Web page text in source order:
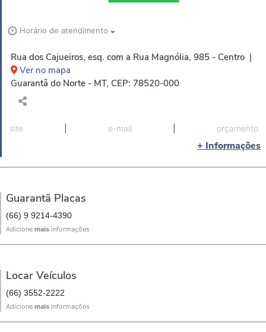
Horário de atendimento
Rua dos Cajueiros, esq. com a Rua Magnólia, 985 - Centro |
Ver no mapa
Guarantã do Norte - MT, CEP: 78520-000
site e-mail orçamento
+ Informações
Guarantã Placas
(66) 9 9214-4390
Adicione mais informações
Locar Veículos
(66) 3552-2222
Adicione mais informações